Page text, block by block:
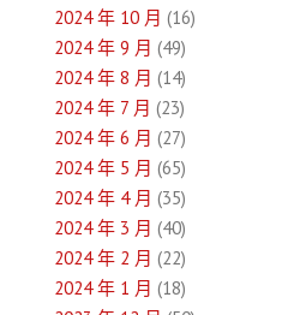
2024 年 10 月 (16)
2024 年 9 月 (49)
2024 年 8 月 (14)
2024 年 7 月 (23)
2024 年 6 月 (27)
2024 年 5 月 (65)
2024 年 4 月 (35)
2024 年 3 月 (40)
2024 年 2 月 (22)
2024 年 1 月 (18)